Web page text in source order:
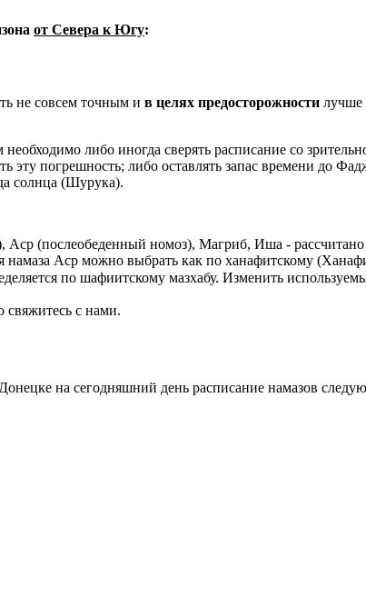
от Севера к Югу:
не совсем точным и в целях предосторожности лучше
либо иногда сверять расписание со
погрешность; либо оставлять запас времени до
солнца (Шурука).
(послеобеденный номоз), Магриб, Иша -
Аср можно выбрать как по ханафитскому
по шафиитскому мазхабу. Изменить
свяжитесь с нами.
на сегодняшний день расписание намазов